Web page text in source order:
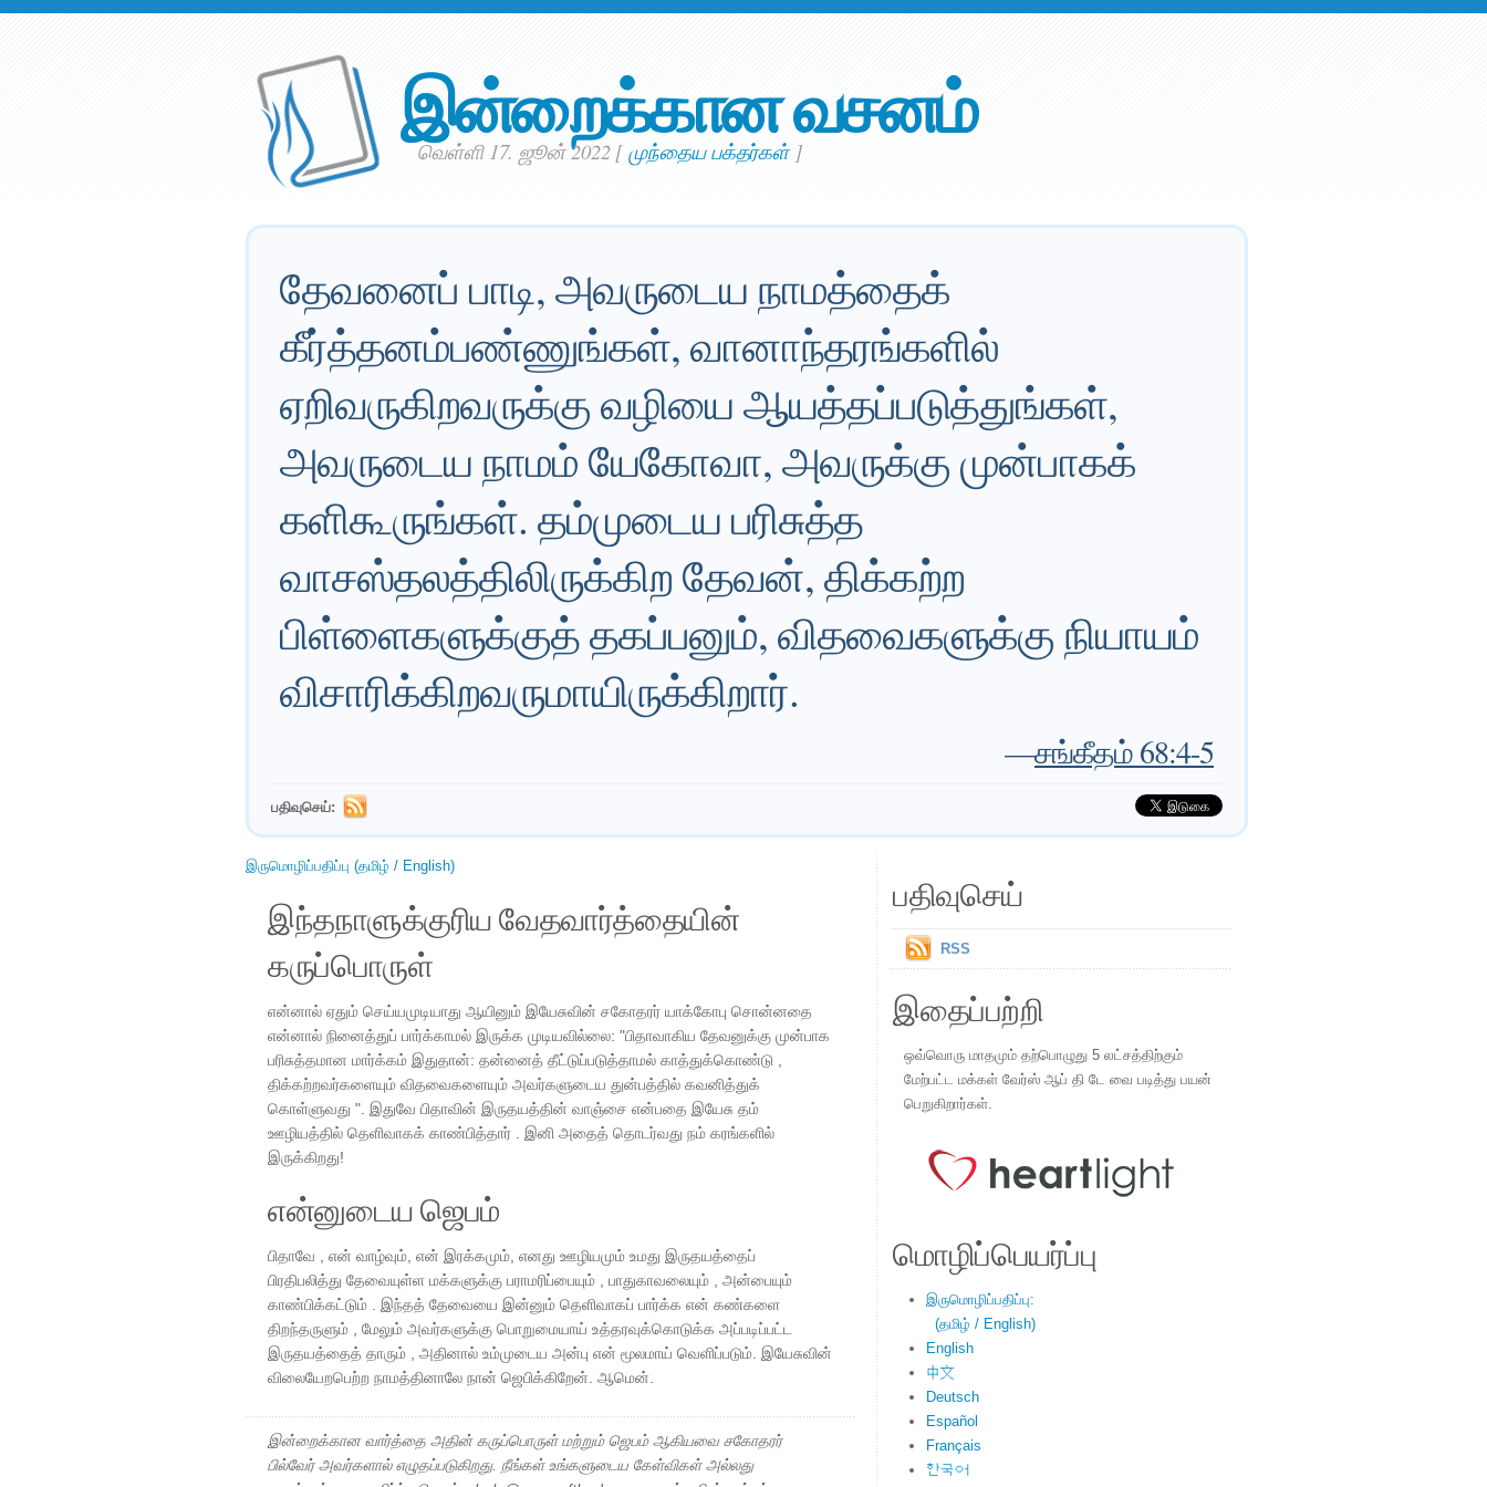
இன்றைக்கான வசனம்
வெள்ளி 17. ஜூன் 2022 [முந்தைய பக்தர்கள்]
தேவனைப் பாடி, அவருடைய நாமத்தைக்
கீர்த்தனம்பண்ணுங்கள், வானாந்தரங்களில்
ஏறிவருகிறவருக்கு வழியை ஆயத்தப்படுத்துங்கள்,
அவருடைய நாமம் யேகோவா, அவருக்கு முன்பாகக்
களிகூருங்கள். தம்முடைய பரிசுத்த
வாசஸ்தலத்திலிருக்கிற தேவன், திக்கற்ற
பிள்ளைகளுக்குத் தகப்பனும், விதவைகளுக்கு நியாயம்
விசாரிக்கிறவருமாயிருக்கிறார்.
—சங்கீதம் 68:4-5
பதிவுசெய்:
இருமொழிப்பதிப்பு (தமிழ் / English)
இந்தநாளுக்குரிய வேதவார்த்தையின்
கருப்பொருள்
என்னால் ஏதும் செய்யமுடியாது ஆயினும் இயேசுவின் சகோதரர் யாக்கோபு சொன்னதை
என்னால் நினைத்துப் பார்க்காமல் இருக்க முடியவில்லை: "பிதாவாகிய தேவனுக்கு முன்பாக
பரிசுத்தமான மார்க்கம் இதுதான்: தன்னைத் தீட்டுப்படுத்தாமல் காத்துக்கொண்டு ,
திக்கற்றவர்களையும் விதவைகளையும் அவர்களுடைய துன்பத்தில் கவனித்துக்
கொள்ளுவது ". இதுவே பிதாவின் இருதயத்தின் வாஞ்சை என்பதை இயேசு தம்
ஊழியத்தில் தெளிவாகக் காண்பித்தார் . இனி அதைத் தொடர்வது நம் கரங்களில்
இருக்கிறது!
என்னுடைய ஜெபம்
பிதாவே , என் வாழ்வும், என் இரக்கமும், எனது ஊழியமும் உமது இருதயத்தைப்
பிரதிபலித்து தேவையுள்ள மக்களுக்கு பராமரிப்பையும் , பாதுகாவலையும் , அன்பையும்
காண்பிக்கட்டும் . இந்தத் தேவையை இன்னும் தெளிவாகப் பார்க்க என் கண்களை
திறந்தருளும் , மேலும் அவர்களுக்கு பொறுமையாய் உத்தரவுக்கொடுக்க அப்படிப்பட்ட
இருதயத்தைத் தாரும் , அதினால் உம்முடைய அன்பு என் மூலமாய் வெளிப்படும். இயேசுவின்
விலையேறபெற்ற நாமத்தினாலே நான் ஜெபிக்கிறேன். ஆமென்.
இன்றைக்கான வார்த்தை அதின் கருப்பொருள் மற்றும் ஜெபம் ஆகியவை சகோதரர்
பில்வேர் அவர்களால் எழுதப்படுகிறது. நீங்கள் உங்களுடைய கேள்விகள் அல்லது
பதிவுசெய்
RSS
இதைப்பற்றி
ஒவ்வொரு மாதமும் தற்பொழுது 5 லட்சத்திற்கும்
மேற்பட்ட மக்கள் வேர்ஸ் ஆப் தி டே வை படித்து பயன்
பெறுகிறார்கள்.
மொழிப்பெயர்ப்பு
இருமொழிப்பதிப்பு:
(தமிழ் / English)
English
中文
Deutsch
Español
Français
한국어